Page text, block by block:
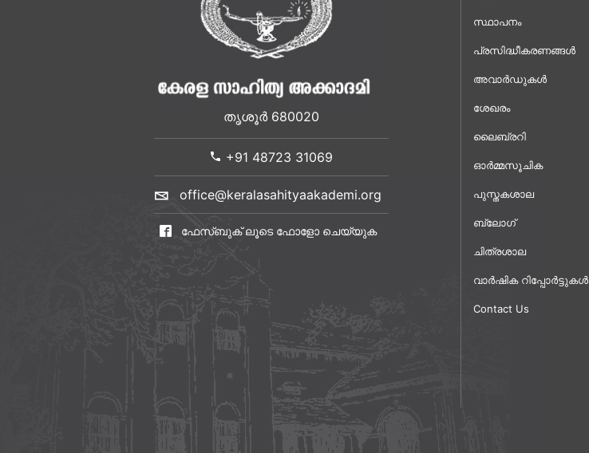
തൃശൂർ 680020
+91 48723 31069
office@keralasahityaakademi.org
ഫേസ്ബുക് ലൂടെ ഫോളോ ചെയ്യുക
സ്ഥാപനം
പ്രസിദ്ധീകരണങ്ങൾ
അവാർഡുകൾ
ശേഖരം
ലൈബ്രറി
ഓർമ്മസൂചിക
പുസ്തകശാല
ബ്ലോഗ്
ചിത്രശാല
വാർഷിക റിപ്പോർട്ടുകൾ
Contact Us